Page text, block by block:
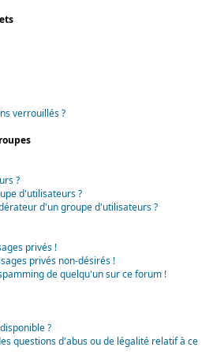
verrouillés ?
?
d'utilisateurs ?
d'un groupe d'utilisateurs ?
privés !
privés non-désirés !
de quelqu'un sur ce forum !
?
questions d'abus ou de légalité relatif à ce